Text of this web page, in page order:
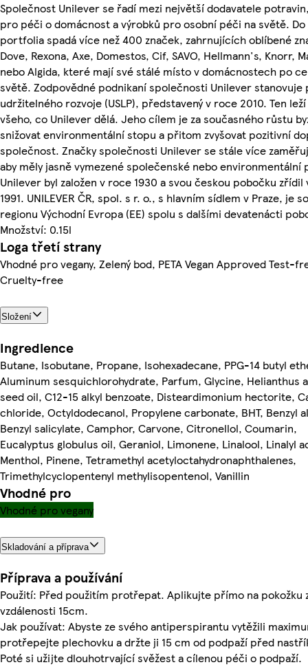
Společnost Unilever se řadí mezi největší dodavatele
pro péči o domácnost a výrobků pro osobní péči na světě.
portfolia spadá více než 400 značek, zahrnujících oblíbené
Dove, Rexona, Axe, Domestos, Cif, SAVO, Hellmann's, Knorr,
nebo Algida, které mají své stálé místo v domácnostech po
světě. Zodpovědné podnikaní společnosti Unilever stanovuje
udržitelného rozvoje (USLP), představený v roce 2010. Ten
všeho, co Unilever dělá. Jeho cílem je za současného růstu
snižovat environmentální stopu a přitom zvyšovat pozitivní
společnost. Značky společnosti Unilever se stále více
aby měly jasně vymezené společenské nebo environmentální
Unilever byl založen v roce 1930 a svou českou pobočku zřídil
1991. UNILEVER ČR, spol. s r. o., s hlavním sídlem v Praze, je
regionu Východní Evropa (EE) spolu s dalšími devatenácti
Množství: 0.15l
Loga třetí strany
Vhodné pro vegany, Zelený bod, PETA Vegan Approved Test-
Cruelty-free
Složení
Ingredience
Butane, Isobutane, Propane, Isohexadecane, PPG-14 butyl
Aluminum sesquichlorohydrate, Parfum, Glycine, Helianthus
seed oil, C12-15 alkyl benzoate, Disteardimonium hectorite,
chloride, Octyldodecanol, Propylene carbonate, BHT, Benzyl
Benzyl salicylate, Camphor, Carvone, Citronellol, Coumarin,
Eucalyptus globulus oil, Geraniol, Limonene, Linalool, Linalyl
Menthol, Pinene, Tetramethyl acetyloctahydronaphthalenes,
Trimethylcyclopentenyl methylisopentenol, Vanillin
Vhodné pro
Vhodné pro vegany
Skladování a příprava
Příprava a používání
Použití: Před použitím protřepat. Aplikujte přímo na pokožku
vzdálenosti 15cm.
Jak používat: Abyste ze svého antiperspirantu vytěžili
protřepejte plechovku a držte ji 15 cm od podpaží před
Poté si užijte dlouhotrvající svěžest a cílenou péči o podpaží.